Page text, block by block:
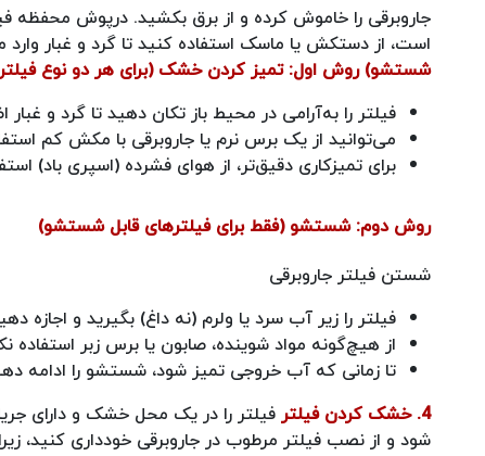
است، از دستکش یا ماسک استفاده کنید تا گرد و غبار
شستشو)روش اول: تمیز کردن خشک (برای هر دو نوع
فیلتر را به‌آرامی در محیط باز تکان دهید تا گرد و
می‌توانید از یک برس نرم یا جاروبرقی با مکش کم
برای تمیزکاری دقیق‌تر، از هوای فشرده (اسپری باد)
روش دوم: شستشو (فقط برای فیلترهای قابل شستشو)
شستن فیلتر جاروبرقی
فیلتر را زیر آب سرد یا ولرم (نه داغ) بگیرید و اجازه
از هیچ‌گونه مواد شوینده، صابون یا برس زبر استفاده
تا زمانی که آب خروجی تمیز شود، شستشو را ادامه
4. خشک کردن فیلتر
شود و از نصب فیلتر مرطوب در جاروبرقی خودداری کنید،